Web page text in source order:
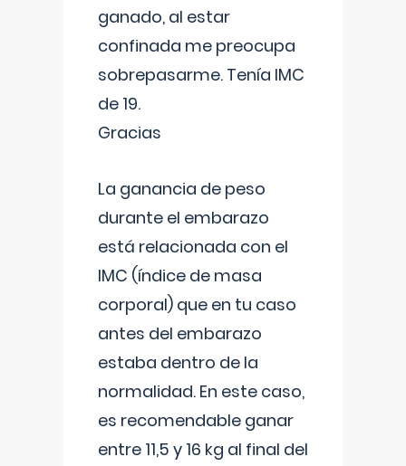
ganado, al estar
confinada me preocupa
sobrepasarme. Tenía IMC
de 19.
Gracias
La ganancia de peso
durante el embarazo
está relacionada con el
IMC (índice de masa
corporal) que en tu caso
antes del embarazo
estaba dentro de la
normalidad. En este caso,
es recomendable ganar
entre 11,5 y 16 kg al final del